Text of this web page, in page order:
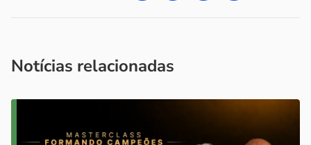
Notícias relacionadas